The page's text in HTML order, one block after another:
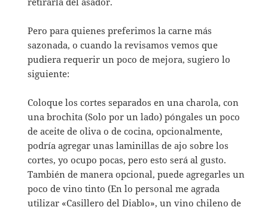
Pero para quienes preferimos la carne más
sazonada, o cuando la revisamos vemos que
pudiera requerir un poco de mejora, sugiero lo
siguiente:
Coloque los cortes separados en una charola, con
una brochita (Solo por un lado) póngales un poco
de aceite de oliva o de cocina, opcionalmente,
podría agregar unas laminillas de ajo sobre los
cortes, yo ocupo pocas, pero esto será al gusto.
También de manera opcional, puede agregarles un
poco de vino tinto (En lo personal me agrada
utilizar «Casillero del Diablo», un vino chileno de